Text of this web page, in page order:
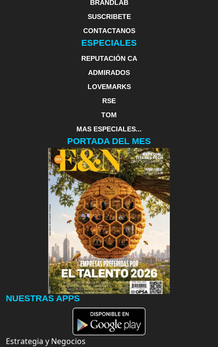
BRANDLAB
SUSCRIBETE
CONTACTANOS
ESPECIALES
REPUTACIÓN CA
ADMIRADOS
LOVEMARKS
RSE
TOM
MAS ESPECIALES...
PORTADA DEL MES
NUESTRAS APPS
Estrategia y Negocios